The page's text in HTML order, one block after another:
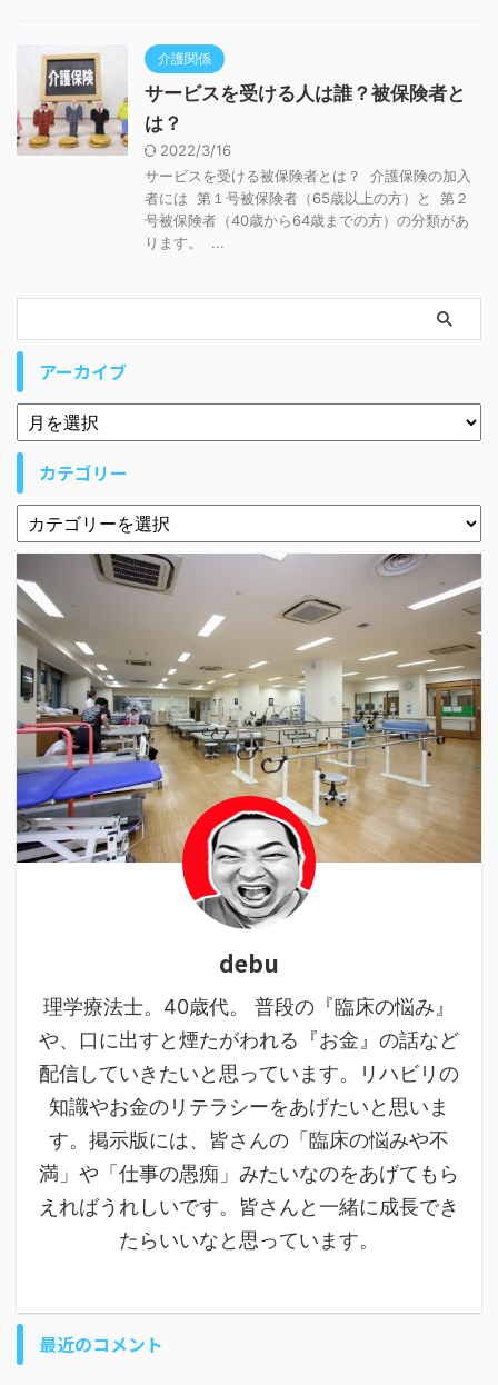
介護関係
サービスを受ける人は誰？被保険者と
は？
2022/3/16
サービスを受ける被保険者とは？ 介護保険の加入
者には 第１号被保険者（65歳以上の方）と 第２
号被保険者（40歳から64歳までの方）の分類があ
ります。 ...
アーカイブ
カテゴリー
debu
理学療法士。40歳代。 普段の『臨床の悩み』
や、口に出すと煙たがわれる『お金』の話など
配信していきたいと思っています。リハビリの
知識やお金のリテラシーをあげたいと思いま
す。掲示版には、皆さんの「臨床の悩みや不
満」や「仕事の愚痴」みたいなのをあげてもら
えればうれしいです。皆さんと一緒に成長でき
たらいいなと思っています。
最近のコメント